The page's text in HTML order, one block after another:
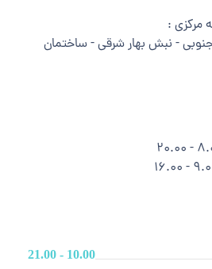
مرکزی :
- نبش بهار شرقی - ساختمان
10.00 - 21.00